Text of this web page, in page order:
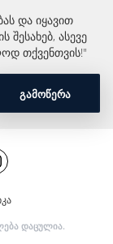
და იყავით
შესახებ, ასევე
თქვენთვის!"
ᲒᲐᲛᲝᲬᲔᲠᲐ
დაცულია.